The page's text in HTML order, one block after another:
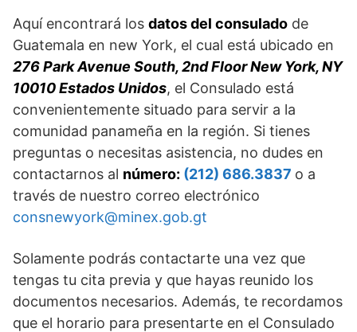
Aquí encontrará los datos del consulado de
Guatemala en new York, el cual está ubicado en
276 Park Avenue South, 2nd Floor New York, NY
10010 Estados Unidos, el Consulado está
convenientemente situado para servir a la
comunidad panameña en la región. Si tienes
preguntas o necesitas asistencia, no dudes en
contactarnos al número: (212) 686.3837 o a
través de nuestro correo electrónico
consnewyork@minex.gob.gt
Solamente podrás contactarte una vez que
tengas tu cita previa y que hayas reunido los
documentos necesarios. Además, te recordamos
que el horario para presentarte en el Consulado